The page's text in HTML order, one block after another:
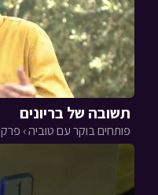
תשובה של בריונים
פותחים בוקר עם טוביה › פרק 12